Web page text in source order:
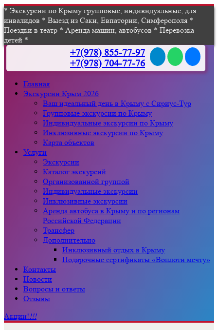
* Экскурсии по Крыму групповые, индивидуальные, для
инвалидов * Выезд из Саки, Евпатории, Симферополя *
Поездки в театр * Аренда машин, автобусов * Перевозка
детей *
+7(978) 855-77-97
+7(978) 704-77-76
Главная
Экскурсии Крым 2026
Ваш идеальный день в Крыму с Сириус-Тур
Групповые экскурсии по Крыму
Индивидуальные экскурсии по Крыму
Инклюзивные экскурсии по Крыму
Карта объектов
Услуги
Экскурсии
Каталог экскурсий
Организованной группой
Индивидуальные экскурсии
Инклюзивные экскурсии
Аренда автобуса в Крыму и по регионам
Российской Федерации
Трансфер
Дополнительно
Инклюзивный отдых в Крыму
Подарочные сертификаты «Воплоти мечту»
Контакты
Новости
Вопросы и ответы
Отзывы
Акции!!!!